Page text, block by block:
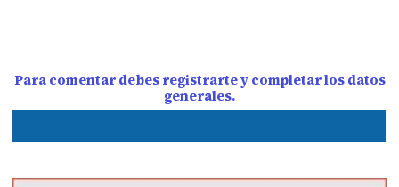
Para comentar debes registrarte y completar los datos
generales.